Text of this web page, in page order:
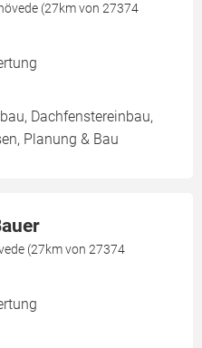
(27km von 27374
Dachfenstereinbau,
Planung & Bau
(27km von 27374